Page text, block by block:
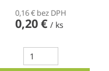
0,16 € bez DPH
0,20 € / ks